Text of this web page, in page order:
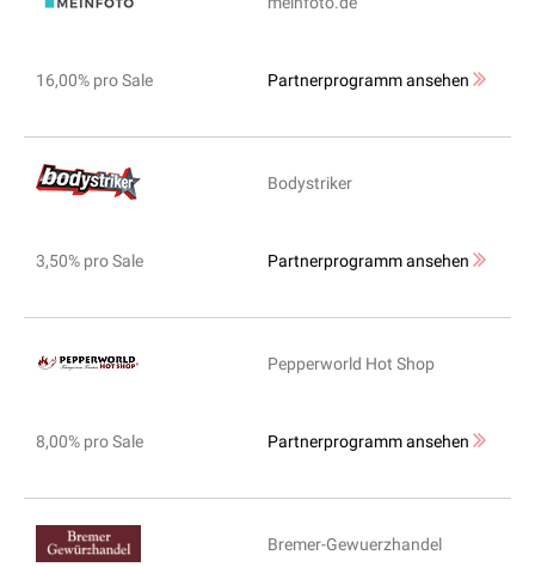
16,00% pro Sale Partnerprogramm ansehen
Bodystriker
3,50% pro Sale Partnerprogramm ansehen
Pepperworld Hot Shop
8,00% pro Sale Partnerprogramm ansehen
Bremer-Gewuerzhandel